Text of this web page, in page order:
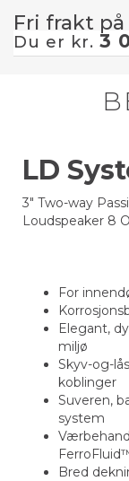
Fri frakt på
Du er kr. 3
LD
3" Two-way
Loudspeaker 8
For
Elegant,
miljø
Skyv-og-
koblinger
Suveren,
system
Bred